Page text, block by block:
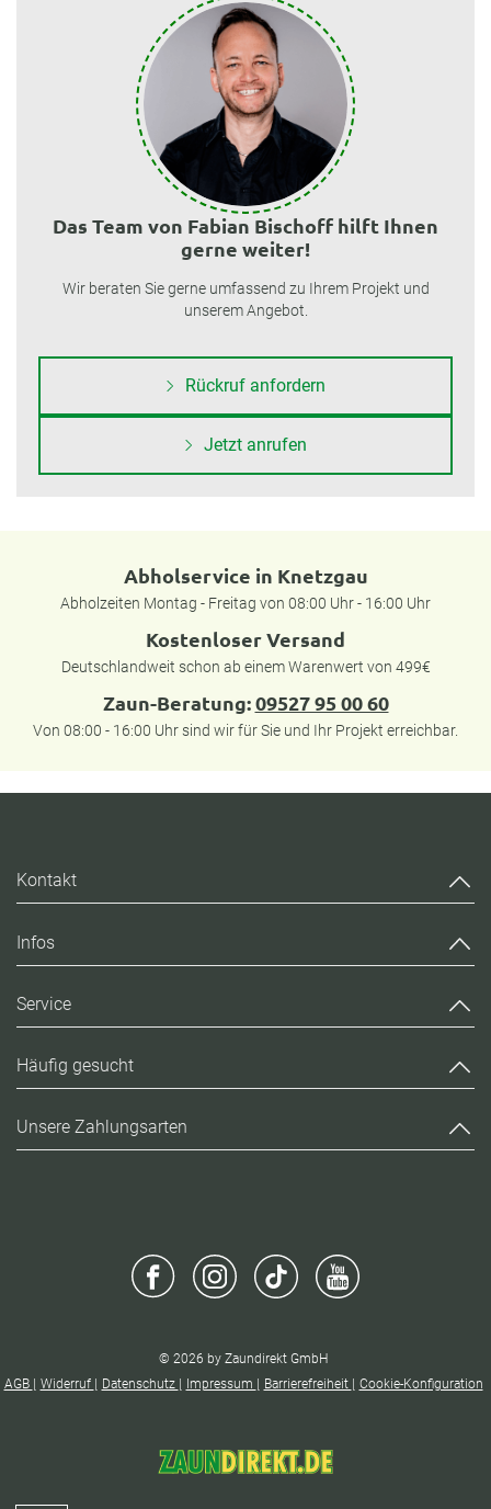
Das Team von Fabian Bischoff hilft Ihnen
gerne weiter!
Wir beraten Sie gerne umfassend zu Ihrem Projekt und
unserem Angebot.
Rückruf anfordern
Jetzt anrufen
Abholservice in Knetzgau
Abholzeiten Montag - Freitag von 08:00 Uhr - 16:00 Uhr
Kostenloser Versand
Deutschlandweit schon ab einem Warenwert von 499€
Zaun-Beratung:09527 95 00 60
Von 08:00 - 16:00 Uhr sind wir für Sie und Ihr Projekt erreichbar.
Kontakt
Infos
Service
Häufig gesucht
Unsere Zahlungsarten
© 2026 by Zaundirekt GmbH
AGB
Widerruf Datenschutz Impressum Barrierefreiheit Cookie-Konfiguration